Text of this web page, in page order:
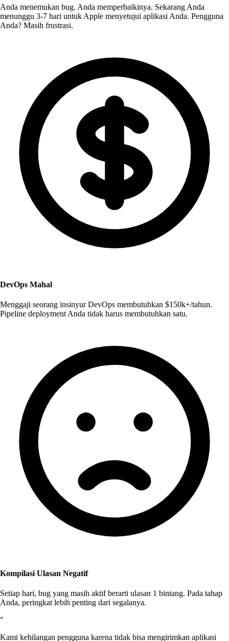
Anda menemukan bug. Anda memperbaikinya. Sekarang Anda
menunggu 3-7 hari untuk Apple menyetujui aplikasi Anda. Pengguna
Anda? Masih frustrasi.
DevOps Mahal
Menggaji seorang insinyur DevOps membutuhkan $150k+/tahun.
Pipeline deployment Anda tidak harus membutuhkan satu.
Kompilasi Ulasan Negatif
Setiap hari, bug yang masih aktif berarti ulasan 1 bintang. Pada tahap
Anda, peringkat lebih penting dari segalanya.
"
Kami kehilangan pengguna karena tidak bisa mengirimkan aplikasi